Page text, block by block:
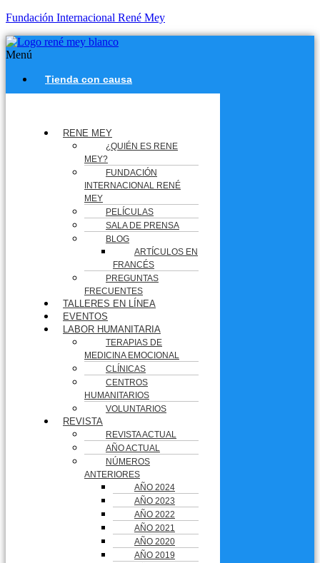
Fundación Internacional René Mey
Menú
Tienda con causa
RENE MEY
¿QUIÉN ES RENE
MEY?
FUNDACIÓN
INTERNACIONAL RENÉ
MEY
PELÍCULAS
SALA DE PRENSA
BLOG
ARTÍCULOS EN
FRANCÉS
PREGUNTAS
FRECUENTES
TALLERES EN LÍNEA
EVENTOS
LABOR HUMANITARIA
TERAPIAS DE
MEDICINA EMOCIONAL
CLÍNICAS
CENTROS
HUMANITARIOS
VOLUNTARIOS
REVISTA
REVISTA ACTUAL
AÑO ACTUAL
NÚMEROS
ANTERIORES
AÑO 2024
AÑO 2023
AÑO 2022
AÑO 2021
AÑO 2020
AÑO 2019